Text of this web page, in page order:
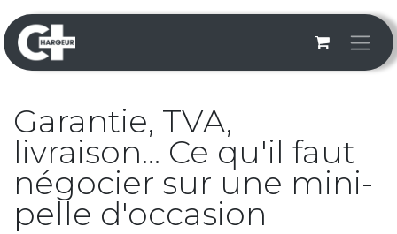
Se rendre au contenu
Garantie, TVA,
livraison... Ce qu'il faut
négocier sur une mini-
pelle d'occasion